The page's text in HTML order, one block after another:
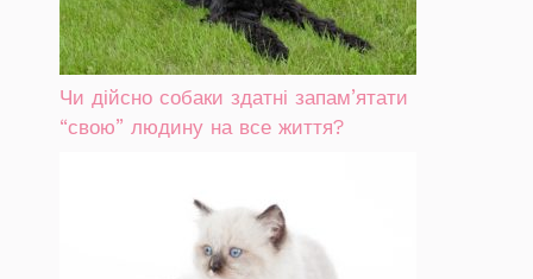
Чи дійсно собаки здатні запам’ятати
“свою” людину на все життя?